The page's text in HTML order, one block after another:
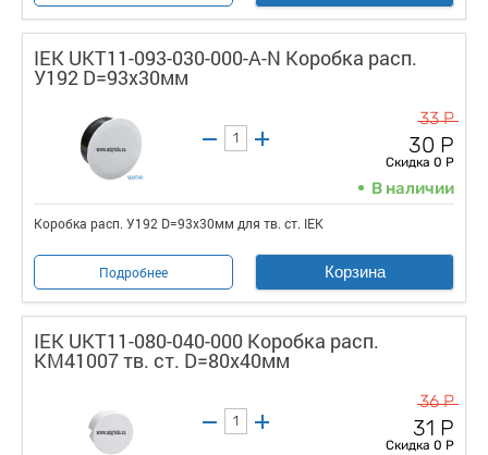
IEK UKT11-093-030-000-A-N Коробка расп.
У192 D=93х30мм
33 Р
30 Р
Скидка 0 Р
В наличии
Коробка расп. У192 D=93х30мм для тв. ст. IEK
Подробнее Корзина
IEK UKT11-080-040-000 Коробка расп.
КМ41007 тв. ст. D=80х40мм
36 Р
31 Р
Скидка 0 Р